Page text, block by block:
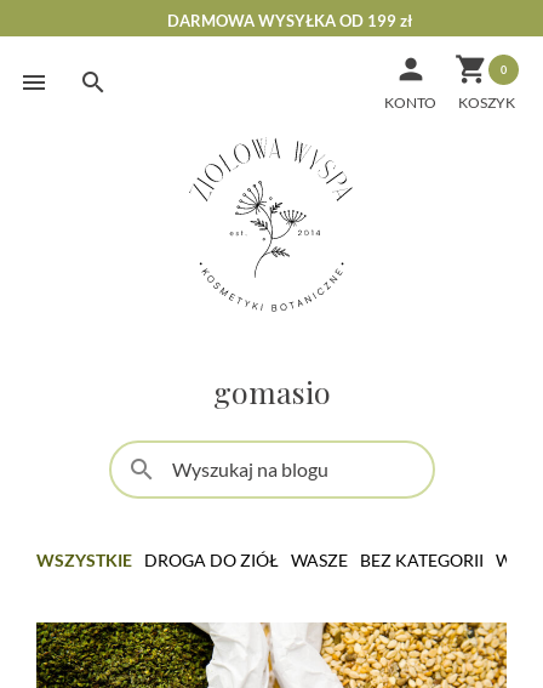
Skip
DARMOWA WYSYŁKA OD 199 zł
 0

KONTO
gomasio
search
WSZYSTKIE DROGA DO ZIÓŁ WASZE BEZ KATEGORII